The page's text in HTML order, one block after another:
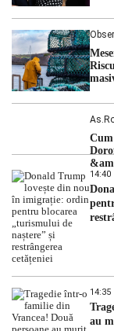
14:40
14:35
au